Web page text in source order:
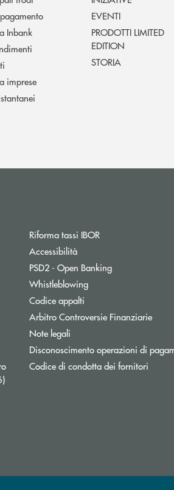
Inbank
imprese
EVENTI
PRODOTTI LIMITED
EDITION
STORIA
Apre una nuova finestra
Riforma tassi IBOR
Accessibilità
PSD2 - Open BankingApre una nuova
WhistleblowingApre una nuova finestra
Codice appalti
Arbitro Controversie FinanziarieApre
Note legali
Disconoscimento operazioni di
Codice di condotta dei fornitori